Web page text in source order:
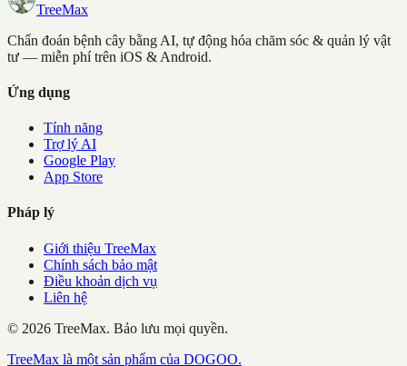
TreeMax
Chẩn đoán bệnh cây bằng AI, tự động hóa chăm sóc & quản lý vật
tư — miễn phí trên iOS & Android.
Ứng dụng
Tính năng
Trợ lý AI
Google Play
App Store
Pháp lý
Giới thiệu TreeMax
Chính sách bảo mật
Điều khoản dịch vụ
Liên hệ
© 2026 TreeMax. Bảo lưu mọi quyền.
TreeMax là một sản phẩm của DOGOO.